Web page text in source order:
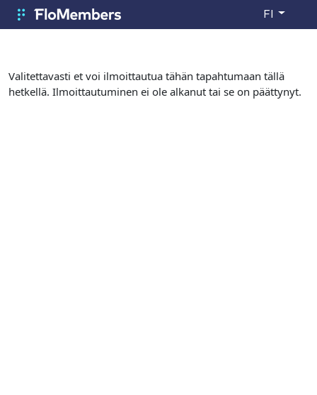
FloMembers FI
Valitettavasti et voi ilmoittautua tähän tapahtumaan tällä
hetkellä. Ilmoittautuminen ei ole alkanut tai se on päättynyt.